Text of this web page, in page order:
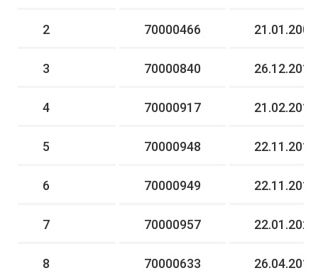
2 70000466 21.01.2008
3 70000840 26.12.2016
4 70000917 21.02.2019
5 70000948 22.11.2019
6 70000949 22.11.2019
7 70000957 22.01.2020
8 70000633 26.04.2013